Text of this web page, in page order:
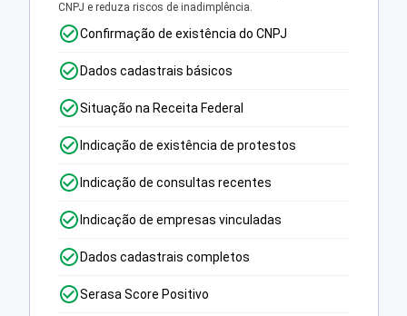
CNPJ e reduza riscos de inadimplência.
Confirmação de existência do CNPJ
Dados cadastrais básicos
Situação na Receita Federal
Indicação de existência de protestos
Indicação de consultas recentes
Indicação de empresas vinculadas
Dados cadastrais completos
Serasa Score Positivo